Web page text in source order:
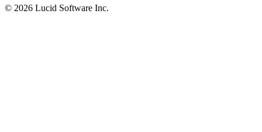
© 2026 Lucid Software Inc.